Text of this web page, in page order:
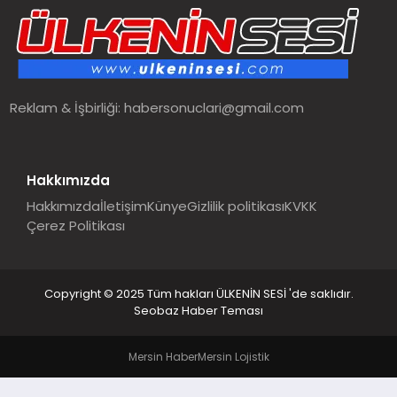
SPOR
MALATYA HABERLERI
Reklam & İşbirliği:habersonuclari@gmail.com
Hakkımızda
HakkımızdaİletişimKünyeGizlilik politikasıKVKK
Çerez Politikası
Copyright © 2025 Tüm hakları ÜLKENİN SESİ 'de saklıdır.
Seobaz Haber Teması
Mersin HaberMersin Lojistik